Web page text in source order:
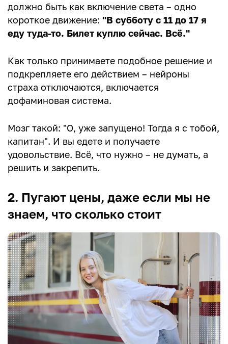
должно быть как включение света – одно
короткое движение: "В субботу с 11 до 17 я
еду туда-то. Билет куплю сейчас. Всё."
Как только принимаете подобное решение и
подкрепляете его действием – нейроны
страха отключаются, включается
дофаминовая система.
Мозг такой: "О, уже запущено! Тогда я с тобой,
капитан". И вы едете и получаете
удовольствие. Всё, что нужно – не думать, а
решить и закрепить.
2. Пугают цены, даже если мы не
знаем, что сколько стоит